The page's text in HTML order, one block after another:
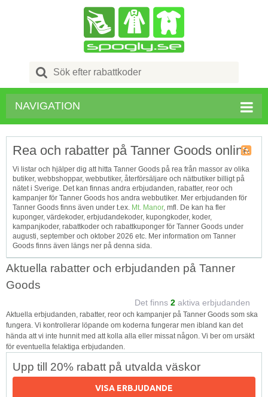
Search
for:
NAVIGATION
Tagg
Rea och rabatter på Tanner Goods online
Vi listar och hjälper dig att hitta Tanner Goods på rea från massor av olika
butiker, webbshoppar, webbutiker, återförsäljare och nätbutiker billigt på
nätet i Sverige. Det kan finnas andra erbjudanden, rabatter, reor och
kampanjer för Tanner Goods hos andra webbutiker. Mer erbjudanden för
Tanner Goods finns även under t.ex. Mt. Manor, mfl. De kan ha fler
kuponger, värdekoder, erbjudandekoder, kupongkoder, koder,
kampanjkoder, rabattkoder och rabattkuponger för Tanner Goods under
augusti, september och oktober 2026 etc. Mer information om Tanner
Goods finns även längs ner på denna sida.
Aktuella rabatter och erbjudanden på Tanner
Goods
Det finns 2 aktiva erbjudanden
Aktuella erbjudanden, rabatter, reor och kampanjer på Tanner Goods som ska
fungera. Vi kontrollerar löpande om koderna fungerar men ibland kan det
hända att vi inte hunnit med att kolla alla eller missat någon. Vi ber om ursäkt
för eventuella felaktiga erbjudanden.
Upp till 20% rabatt på utvalda väskor
VISA ERBJUDANDE